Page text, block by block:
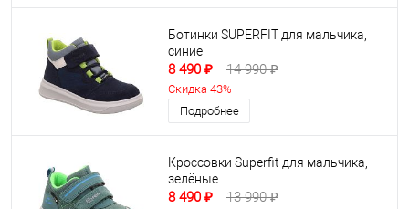
Ботинки SUPERFIT для мальчика,
синие
8 490 ₽ 14 990 ₽
Скидка 43%
Подробнее
Кроссовки Superfit для мальчика,
зелёные
8 490 ₽ 13 990 ₽